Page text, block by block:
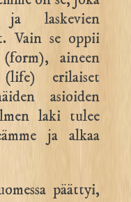
ja laskevien
Vain se oppii
aineen
erilaiset
asioiden
laki tulee
ja alkaa
päättyi,